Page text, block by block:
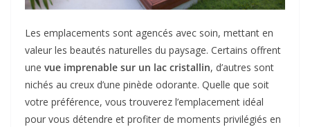
Les emplacements sont agencés avec soin, mettant en
valeur les beautés naturelles du paysage. Certains offrent
une vue imprenable sur un lac cristallin, d’autres sont
nichés au creux d’une pinède odorante. Quelle que soit
votre préférence, vous trouverez l’emplacement idéal
pour vous détendre et profiter de moments privilégiés en